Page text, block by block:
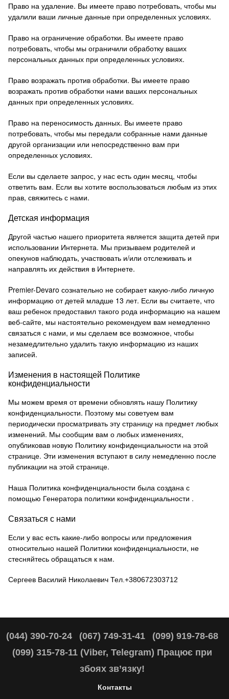
Право на удаление. Вы имеете право потребовать, чтобы мы
удалили ваши личные данные при определенных условиях.
Право на ограничение обработки. Вы имеете право
потребовать, чтобы мы ограничили обработку ваших
персональных данных при определенных условиях.
Право возражать против обработки. Вы имеете право
возражать против обработки нами ваших персональных
данных при определенных условиях.
Право на переносимость данных. Вы имеете право
потребовать, чтобы мы передали собранные нами данные
другой организации или непосредственно вам при
определенных условиях.
Если вы сделаете запрос, у нас есть один месяц, чтобы
ответить вам. Если вы хотите воспользоваться любым из этих
прав, свяжитесь с нами.
Детская информация
Другой частью нашего приоритета является защита детей при
использовании Интернета. Мы призываем родителей и
опекунов наблюдать, участвовать и/или отслеживать и
направлять их действия в Интернете.
Premier-Devaro сознательно не собирает какую-либо личную
информацию от детей младше 13 лет. Если вы считаете, что
ваш ребенок предоставил такого рода информацию на нашем
веб-сайте, мы настоятельно рекомендуем вам немедленно
связаться с нами, и мы сделаем все возможное, чтобы
незамедлительно удалить такую ​​информацию из наших
записей.
Изменения в настоящей Политике
конфиденциальности
Мы можем время от времени обновлять нашу Политику
конфиденциальности. Поэтому мы советуем вам
периодически просматривать эту страницу на предмет любых
изменений. Мы сообщим вам о любых изменениях,
опубликовав новую Политику конфиденциальности на этой
странице. Эти изменения вступают в силу немедленно после
публикации на этой странице.
Наша Политика конфиденциальности была создана с
помощью Генератора политики конфиденциальности .
Связаться с нами
Если у вас есть какие-либо вопросы или предложения
относительно нашей Политики конфиденциальности, не
стесняйтесь обращаться к нам.
Сергеев Василий Николаевич Тел.+380672303712
(044) 390-70-24 (067) 749-31-41
(099) 919-78-68
(099) 315-78-11 (Viber, Telegram) Працює при
збоях зв’язку!
Контакты